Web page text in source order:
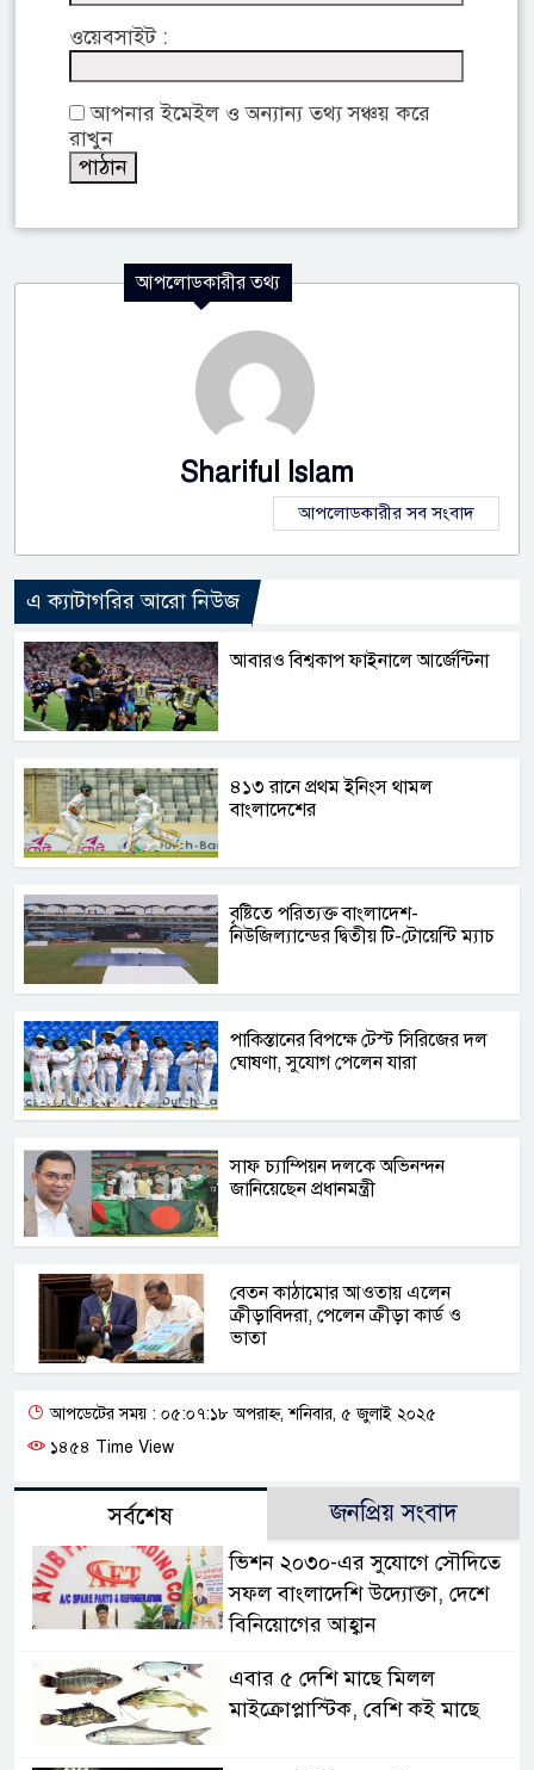
ওয়েবসাইট :
আপনার ইমেইল ও অন্যান্য তথ্য সঞ্চয় করে
রাখুন
আপলোডকারীর তথ্য
Shariful Islam
আপলোডকারীর সব সংবাদ
এ ক্যাটাগরির আরো নিউজ
আবারও বিশ্বকাপ ফাইনালে আর্জেন্টিনা
৪১৩ রানে প্রথম ইনিংস থামল
বাংলাদেশের
বৃষ্টিতে পরিত্যক্ত বাংলাদেশ-
নিউজিল্যান্ডের দ্বিতীয় টি-টোয়েন্টি ম্যাচ
পাকিস্তানের বিপক্ষে টেস্ট সিরিজের দল
ঘোষণা, সুযোগ পেলেন যারা
সাফ চ্যাম্পিয়ন দলকে অভিনন্দন
জানিয়েছেন প্রধানমন্ত্রী
বেতন কাঠামোর আওতায় এলেন
ক্রীড়াবিদরা, পেলেন ক্রীড়া কার্ড ও
ভাতা
আপডেটের সময় : ০৫:০৭:১৮ অপরাহ্ন, শনিবার, ৫ জুলাই ২০২৫
১৪৫৪ Time View
সর্বশেষ জনপ্রিয় সংবাদ
ভিশন ২০৩০-এর সুযোগে সৌদিতে
সফল বাংলাদেশি উদ্যোক্তা, দেশে
বিনিয়োগের আহ্বান
এবার ৫ দেশি মাছে মিলল
মাইক্রোপ্লাস্টিক, বেশি কই মাছে